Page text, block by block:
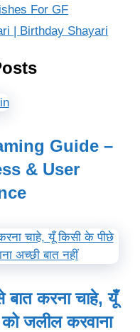
For GF
| Birthday Shayari
Guide –
& User
बात करना चाहे, यूँ
जलील करवाना